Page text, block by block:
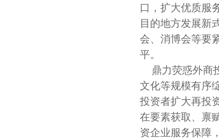
口，扩大优质服
目的地方发展新
会、消博会等要
平。
鼎力荧惑外商
文化等规模有序
投资者扩大再投
在要素获取、禀
资企业服务保障